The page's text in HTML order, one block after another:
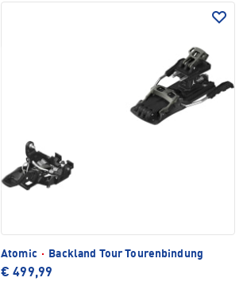
Atomic · Backland Tour Tourenbindung
€ 499,99